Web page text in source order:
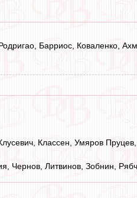
Барриос, Коваленко,
Классен, Умяров
Чернов, Литвинов, Зобнин,